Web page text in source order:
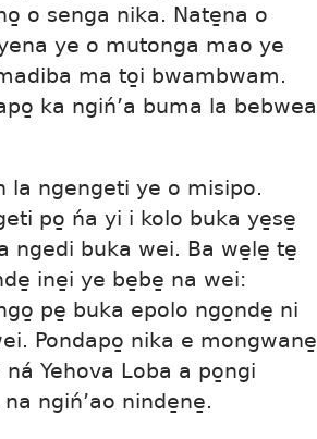
o senga nika. Nate̱na o
ye o mutonga mao ye
ma to̱i bwambwam.
ka ngiń’a buma la bebwea
la ngengeti ye o misipo.
po̱ ńa yi i kolo buka ye̱se̱
ngedi buka wei. Ba we̱le̱ te̱
ine̱i ye be̱be̱ na wei:
pe̱ buka epolo ngo̱nde̱ ni
Pondapo̱ nika e mongwane̱
Yehova Loba a po̱ngi
ngiń’ao ninde̱ne̱.